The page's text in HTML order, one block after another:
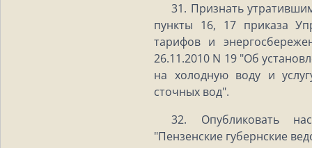
31. Признать
пункты 16, 17 приказа
тарифов и
26.11.2010 N 19 "Об
на холодную воду и
сточных вод".
32. Опубликовать
"Пензенские губернские